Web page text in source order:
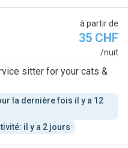
à partir de
35 CHF
/nuit
sitter for your cats &
la dernière fois il y a 12
il y a 2 jours